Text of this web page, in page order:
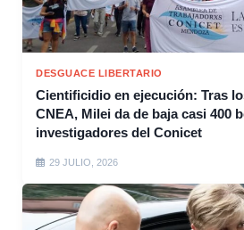
DESGUACE LIBERTARIO
Cientificidio en ejecución: Tras
CNEA, Milei da de baja casi 400
investigadores del Conicet
29 JULIO, 2026